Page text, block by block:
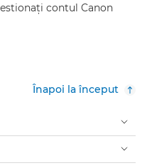
contul Canon
Înapoi la început